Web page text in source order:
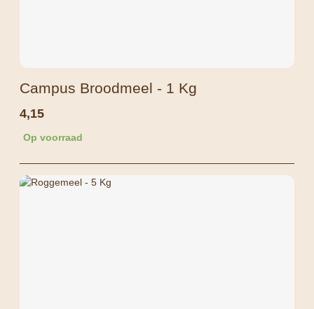
Campus Broodmeel - 1 Kg
4,15
Op voorraad